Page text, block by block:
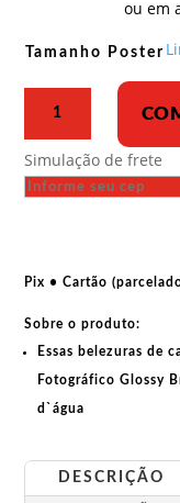
ou em
Tamanho Poster
de
solidariedade
América
quantidade
Simulação de frete
Pix • Cartão
Sobre o produto:
Essas belezuras de
Fotográfico Glossy
d`água
DESCRIÇÃO